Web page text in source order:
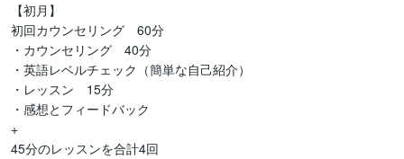
【初月】
初回カウンセリング　60分
・カウンセリング　40分
・英語レベルチェック（簡単な自己紹介）
・レッスン　15分
・感想とフィードバック
+
45分のレッスンを合計4回